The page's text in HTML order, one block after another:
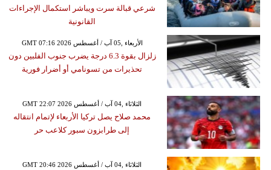
شرعي قبالة سرت ويباشر استكمال الإجراءات
القانونية
GMT 07:16 2026 الأربعاء ,05 آب / أغسطس
زلزال بقوة 6.3 درجة يضرب جنوب الفلبين دون
تحذيرات من تسونامي أو أضرار فورية
GMT 22:07 2026 الثلاثاء ,04 آب / أغسطس
محمد صلاح يصل تركيا الأربعاء لإتمام انتقاله
إلى طرابزون سبور كلاعب حر
GMT 20:46 2026 الثلاثاء ,04 آب / أغسطس